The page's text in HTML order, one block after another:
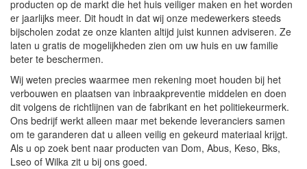
producten op de markt die het huis veiliger maken en het worden
er jaarlijks meer. Dit houdt in dat wij onze medewerkers steeds
bijscholen zodat ze onze klanten altijd juist kunnen adviseren. Ze
laten u gratis de mogelijkheden zien om uw huis en uw familie
beter te beschermen.
Wij weten precies waarmee men rekening moet houden bij het
verbouwen en plaatsen van inbraakpreventie middelen en doen
dit volgens de richtlijnen van de fabrikant en het politiekeurmerk.
Ons bedrijf werkt alleen maar met bekende leveranciers samen
om te garanderen dat u alleen veilig en gekeurd materiaal krijgt.
Als u op zoek bent naar producten van Dom, Abus, Keso, Bks,
Lseo of Wilka zit u bij ons goed.